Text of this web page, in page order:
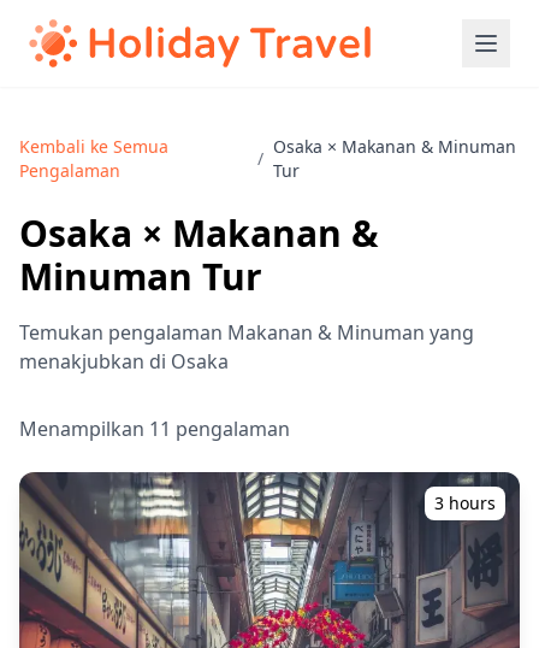
Kembali ke Semua
Pengalaman
/
Osaka × Makanan & Minuman
Tur
Osaka × Makanan &
Minuman Tur
Temukan pengalaman Makanan & Minuman yang
menakjubkan di Osaka
Menampilkan 11 pengalaman
3 hours